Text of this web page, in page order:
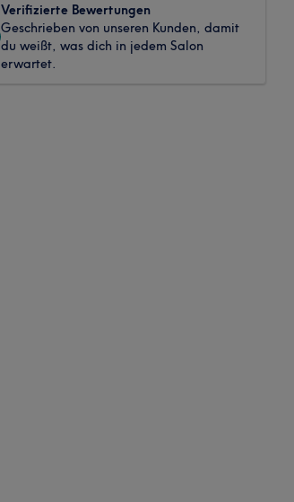
Verifizierte Bewertungen
Geschrieben von unseren Kunden, damit
du weißt, was dich in jedem Salon
erwartet.